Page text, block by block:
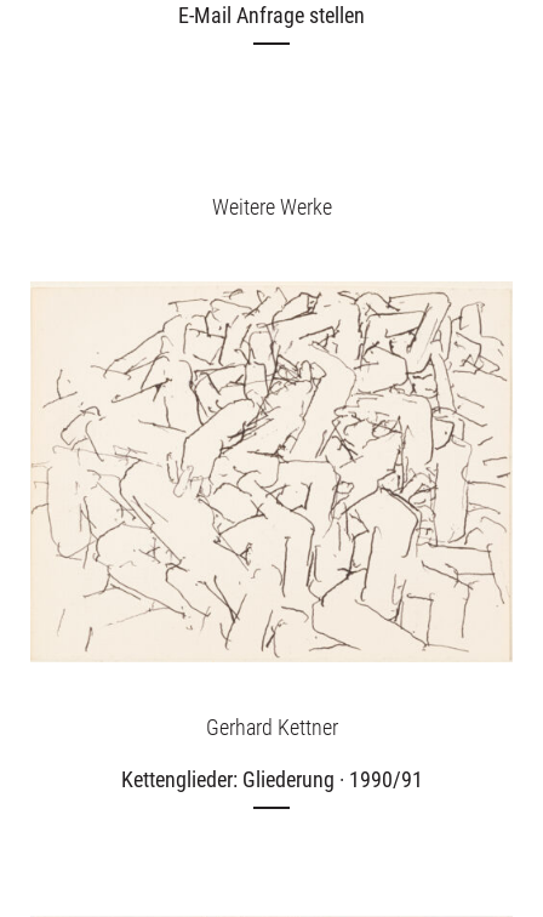
E-Mail Anfrage stellen
Weitere Werke
Gerhard Kettner
Kettenglieder: Gliederung · 1990/91